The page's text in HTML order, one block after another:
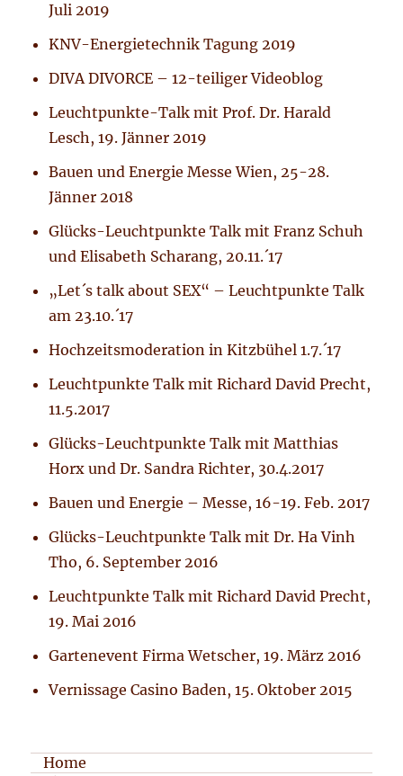
Juli 2019
KNV-Energietechnik Tagung 2019
DIVA DIVORCE – 12-teiliger Videoblog
Leuchtpunkte-Talk mit Prof. Dr. Harald
Lesch, 19. Jänner 2019
Bauen und Energie Messe Wien, 25-28.
Jänner 2018
Glücks-Leuchtpunkte Talk mit Franz Schuh
und Elisabeth Scharang, 20.11.´17
„Let´s talk about SEX“ – Leuchtpunkte Talk
am 23.10.´17
Hochzeitsmoderation in Kitzbühel 1.7.´17
Leuchtpunkte Talk mit Richard David Precht,
11.5.2017
Glücks-Leuchtpunkte Talk mit Matthias
Horx und Dr. Sandra Richter, 30.4.2017
Bauen und Energie – Messe, 16-19. Feb. 2017
Glücks-Leuchtpunkte Talk mit Dr. Ha Vinh
Tho, 6. September 2016
Leuchtpunkte Talk mit Richard David Precht,
19. Mai 2016
Gartenevent Firma Wetscher, 19. März 2016
Vernissage Casino Baden, 15. Oktober 2015
Home